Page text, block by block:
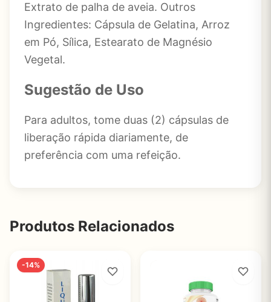
Extrato de palha de aveia. Outros
Ingredientes: Cápsula de Gelatina, Arroz
em Pó, Sílica, Estearato de Magnésio
Vegetal.
Sugestão de Uso
Para adultos, tome duas (2) cápsulas de
liberação rápida diariamente, de
preferência com uma refeição.
Produtos Relacionados
-14%